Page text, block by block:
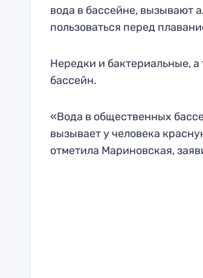
вода в бассейне, вызывают
пользоваться перед
Нередки и бактериальные,
бассейн.
«Вода в общественных
вызывает у человека
отметила Мариновская,